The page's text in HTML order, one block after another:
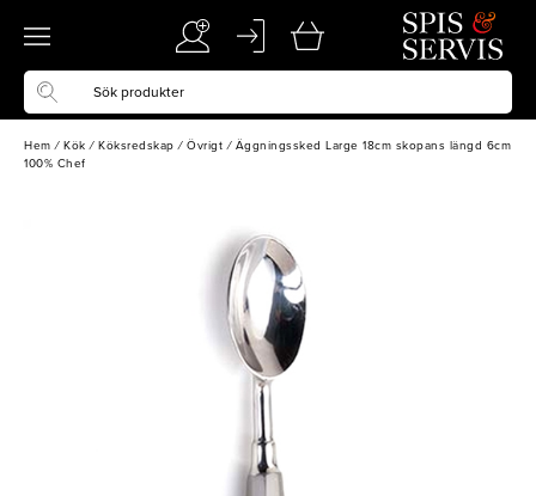
Hem / Kök / Köksredskap / Övrigt / Äggningssked Large 18cm skopans längd 6cm
100% Chef